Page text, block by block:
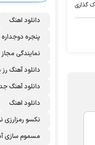
گذاری
دانلود اهنگ
پنجره دوجداره
نمایندگی
دانلود آهنگ
دانلود آهنگ
دانلود اهنگ
نکسو رمزارزی
مسموم سازی